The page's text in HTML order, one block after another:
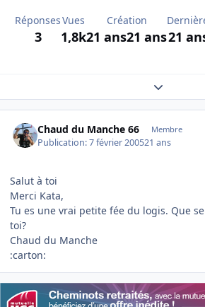
Réponses
3
Vues
1,8k
Création
21 ans21 ans21
Expand
Chaud du Manche 66 Membre
Publication:7 février 200521 ans
Salut à toi
Merci Kata,
Tu es une vrai petite fée du logis. Que
toi?
Chaud du Manche
:carton: